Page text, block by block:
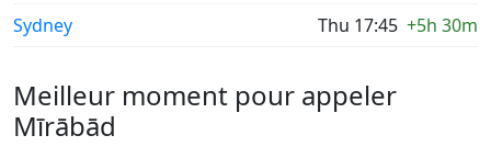
Sydney Thu 17:45 +5h 30m
Meilleur moment pour appeler
Mīrābād